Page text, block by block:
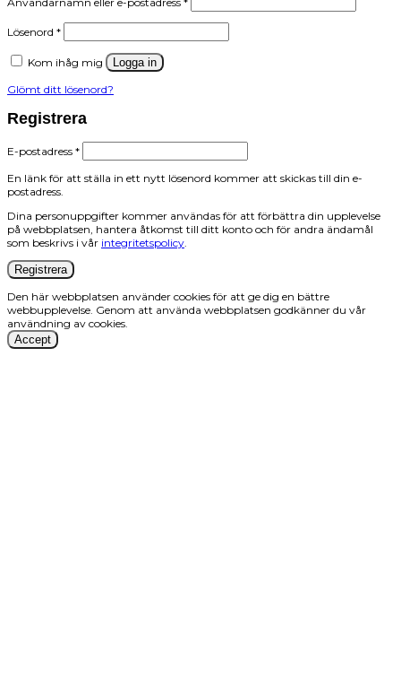
Lösenord *Obligatoriskt
Kom ihåg mig
Logga in
Glömt ditt lösenord?
Registrera
E-postadress *Obligatoriskt
En länk för att ställa in ett nytt lösenord kommer att skickas till din e-
postadress.
Dina personuppgifter kommer användas för att förbättra din upplevelse
på webbplatsen, hantera åtkomst till ditt konto och för andra ändamål
som beskrivs i vår integritetspolicy
Registrera
Den här webbplatsen använder cookies för att ge dig en bättre
webbupplevelse. Genom att använda webbplatsen godkänner du vår
användning av cookies.
Accept